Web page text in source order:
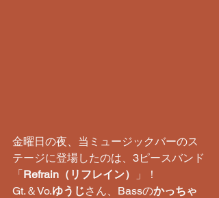
金曜日の夜、当ミュージックバーのス
テージに登場したのは、3ピースバンド
「Refrain（リフレイン）
」！
Gt.＆Vo.ゆうじさん、Bassのかっちゃ